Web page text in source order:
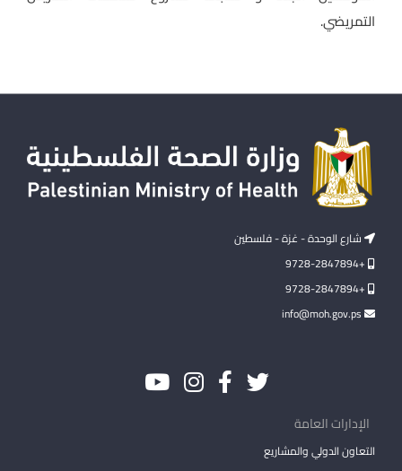
التمريضي.
شارع الوحدة - غزة - فلسطين
+9728-2847894
+9728-2847894
الإدارات العامة
التعاون الدولي والمشاريع